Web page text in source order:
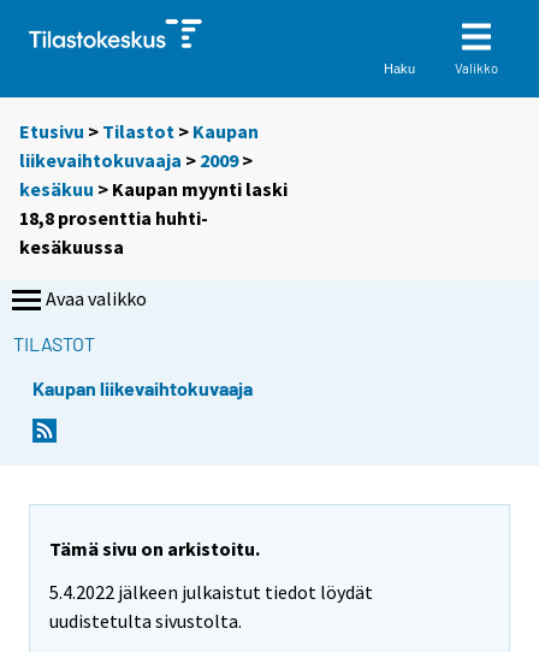
Haku Valikko
Etusivu > Tilastot > Kaupan
liikevaihtokuvaaja > 2009>
kesäkuu > Kaupan myynti laski
18,8 prosenttia huhti-
kesäkuussa
Avaa valikko
TILASTOT
Kaupan liikevaihtokuvaaja
Tämä sivu on arkistoitu.
5.4.2022 jälkeen julkaistut tiedot löydät
uudistetulta sivustolta.